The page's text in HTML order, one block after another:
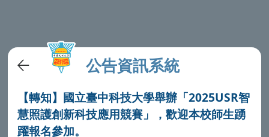
公告資訊系統
【轉知】國立臺中科技大學舉辦「2025USR智
慧照護創新科技應用競賽」，歡迎本校師生踴
躍報名參加。